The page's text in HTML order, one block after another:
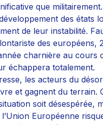
que
des états
de leur instabilité.
des européens,
charnière au cours
échappera totalement.
les acteurs du
et gagnent du terrain.
soit désespérée,
Européenne